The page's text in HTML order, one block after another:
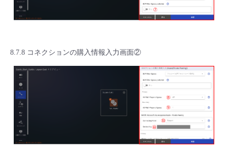
8.7.8 コネクションの購入情報入力画面②